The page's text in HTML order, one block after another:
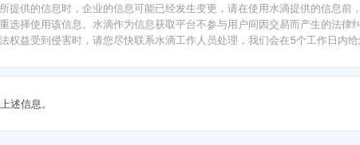
提供的信息时，企业的信息可能已经发生变更，请在使用水滴提供的信息
择使用该信息。水滴作为信息获取平台不参与用户间因交易而产生的法律
权益受到侵害时，请您尽快联系水滴工作人员处理，我们会在5个工作日内
述信息。